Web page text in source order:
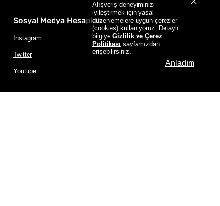
Alışveriş deneyiminizi
iyileştirmek için yasal
düzenlemelere uygun çerezler
(cookies) kullanıyoruz. Detaylı
bilgiye Gizlilik ve Çerez
Politikası sayfamızdan
erişebilirsiniz.
Anladım
Sosyal Medya Hesapları
Instagram
Twitter
Youtube